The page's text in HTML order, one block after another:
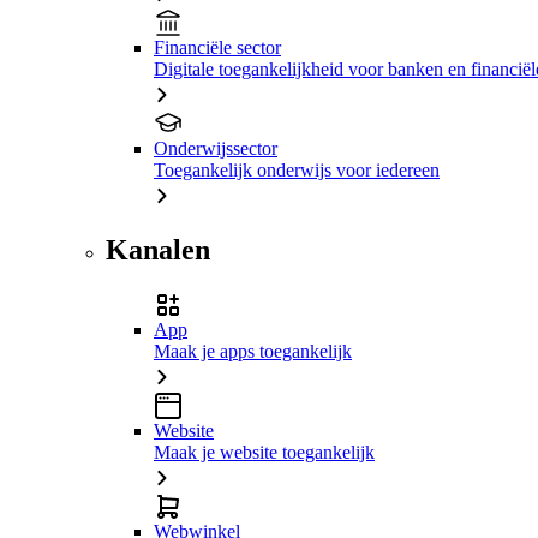
Financiële sector
Digitale toegankelijkheid voor banken en
Onderwijssector
Toegankelijk onderwijs voor iedereen
Kanalen
App
Maak je apps toegankelijk
Website
Maak je website toegankelijk
Webwinkel